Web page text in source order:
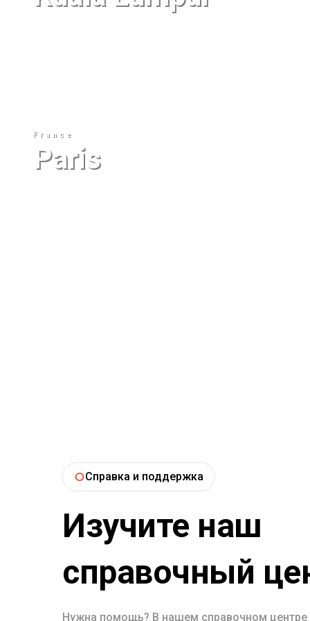
France
Paris
Справка и поддержка
Изучите наш
справочный
Нужна помощь? В нашем справочном центре